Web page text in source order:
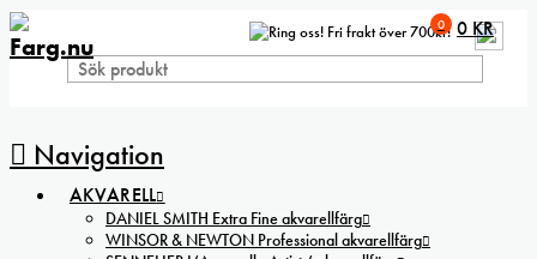
Fri frakt över 700kr!
Navigation
0 0 KR
AKVARELL
DANIEL SMITH Extra Fine akvarellfärg
WINSOR & NEWTON Professional akvarellfärg